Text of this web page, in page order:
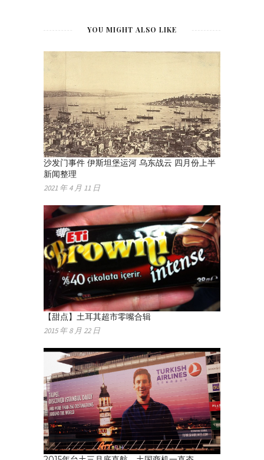
YOU MIGHT ALSO LIKE
沙发门事件 伊斯坦堡运河 乌东战云 四月份上半
新闻整理
2021 年 4 月 11 日
【甜点】土耳其超市零嘴合辑
2015 年 8 月 22 日